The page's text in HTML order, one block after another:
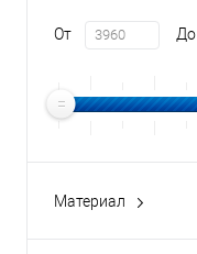
От До
Материал